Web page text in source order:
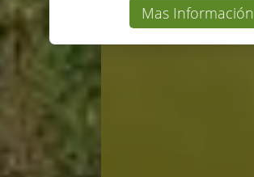
Mas Información